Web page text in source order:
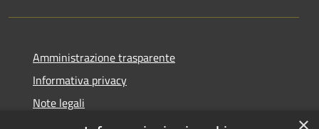
Amministrazione trasparente
Informativa privacy
Note legali
Dichiarazione di accessibilità